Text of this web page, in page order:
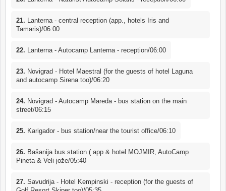
21. Lanterna - central reception (app., hotels Iris and
Tamaris)/06:00
22. Lanterna - Autocamp Lanterna - reception/06:00
23. Novigrad - Hotel Maestral (for the guests of hotel Laguna
and autocamp Sirena too)/06:20
24. Novigrad - Autocamp Mareda - bus station on the main
street/06:15
25. Karigador - bus station/near the tourist office/06:10
26. Bašanija bus.station ( app & hotel MOJMIR, AutoCamp
Pineta & Veli jože/05:40
27. Savudrija - Hotel Kempinski - reception (for the guests of